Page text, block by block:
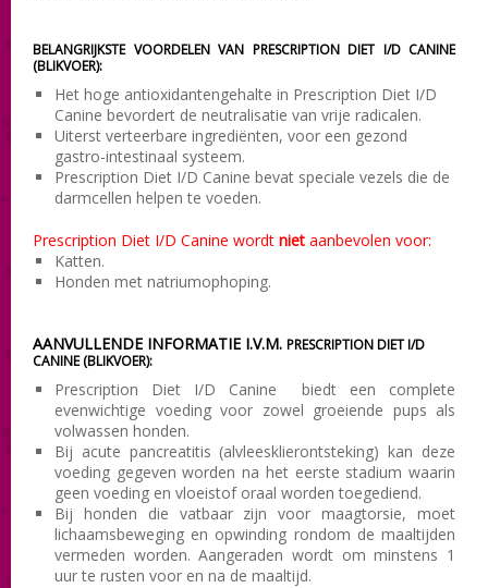
BELANGRIJKSTE VOORDELEN VAN PRESCRIPTION DIET I/D CANINE
(BLIKVOER):
Het hoge antioxidantengehalte in Prescription Diet I/D
Canine bevordert de neutralisatie van vrije radicalen.
Uiterst verteerbare ingrediënten, voor een gezond
gastro-intestinaal systeem.
Prescription Diet I/D Canine bevat speciale vezels die de
darmcellen helpen te voeden.
Prescription Diet I/D Canine wordt niet aanbevolen voor:
Katten.
Honden met natriumophoping.
AANVULLENDE INFORMATIE I.V.M. PRESCRIPTION DIET I/D
CANINE (BLIKVOER):
Prescription Diet I/D Canine biedt een complete
evenwichtige voeding voor zowel groeiende pups als
volwassen honden.
Bij acute pancreatitis (alvleesklierontsteking) kan deze
voeding gegeven worden na het eerste stadium waarin
geen voeding en vloeistof oraal worden toegediend.
Bij honden die vatbaar zijn voor maagtorsie, moet
lichaamsbeweging en opwinding rondom de maaltijden
vermeden worden. Aangeraden wordt om minstens 1
uur te rusten voor en na de maaltijd.